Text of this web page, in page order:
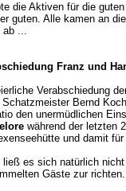
die Aktiven für die
guten. Alle kamen an
ab ...
Franz und
Verabschiedung
Schatzmeister Bernd
den unermüdlichen
während der letzten
und damit
ließ es sich natürlich
Gäste zur richten.